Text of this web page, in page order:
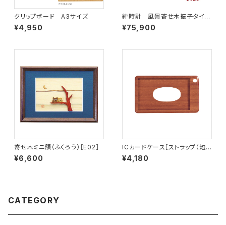
クリップボード A3サイズ
¥4,950
絆時計 風景寄せ木振子タイ
プ BR-F-YO
¥75,900
寄せ木ミニ額（ふくろう）［E02］
¥6,600
ICカードケース［ストラップ（短）
付き］（窓付き）サッチーネ［IC-2
S］
¥4,180
CATEGORY